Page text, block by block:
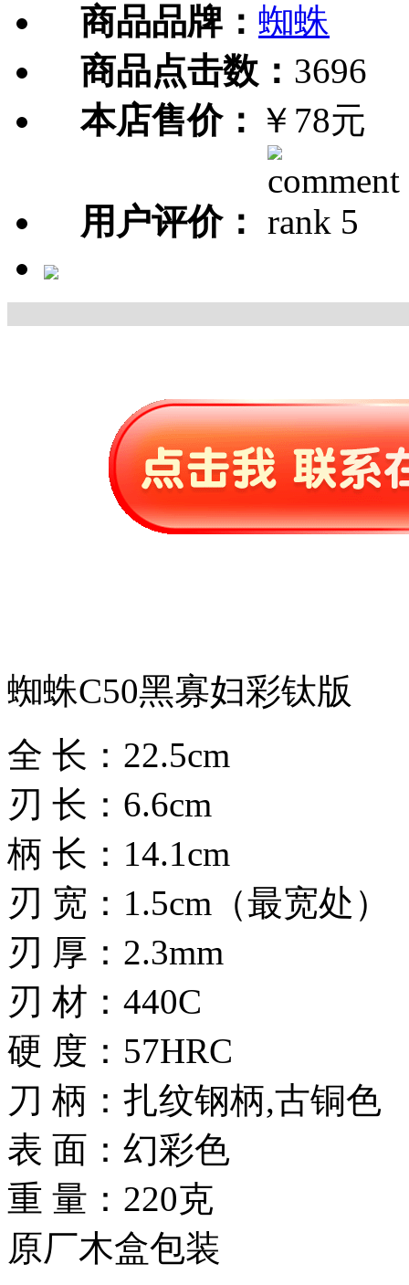
商品品牌： 蜘蛛
商品点击数： 3696
本店售价： ￥78元
用户评价：
蜘蛛C50黑寡妇彩钛版
全 长：22.5cm
刃 长：6.6cm
柄 长：14.1cm
刃 宽：1.5cm（最宽处）
刃 厚：2.3mm
刃 材：440C
硬 度：57HRC
刀 柄：扎纹钢柄,古铜色
表 面：幻彩色
重 量：220克
原厂木盒包装